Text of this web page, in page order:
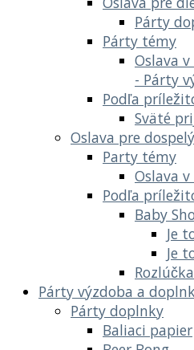
Párty
Párty témy
Oslava
- Párty
Podľa
Sväté
Oslava pre
Party témy
Oslava
Podľa
Baby
Je
Je
Párty výzdoba a
Párty doplnky
Baliaci papier